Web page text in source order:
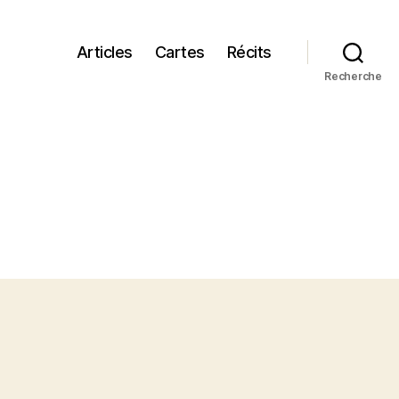
Articles Cartes Récits
Recherche